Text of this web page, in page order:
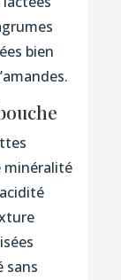
bien
minéralité
sans